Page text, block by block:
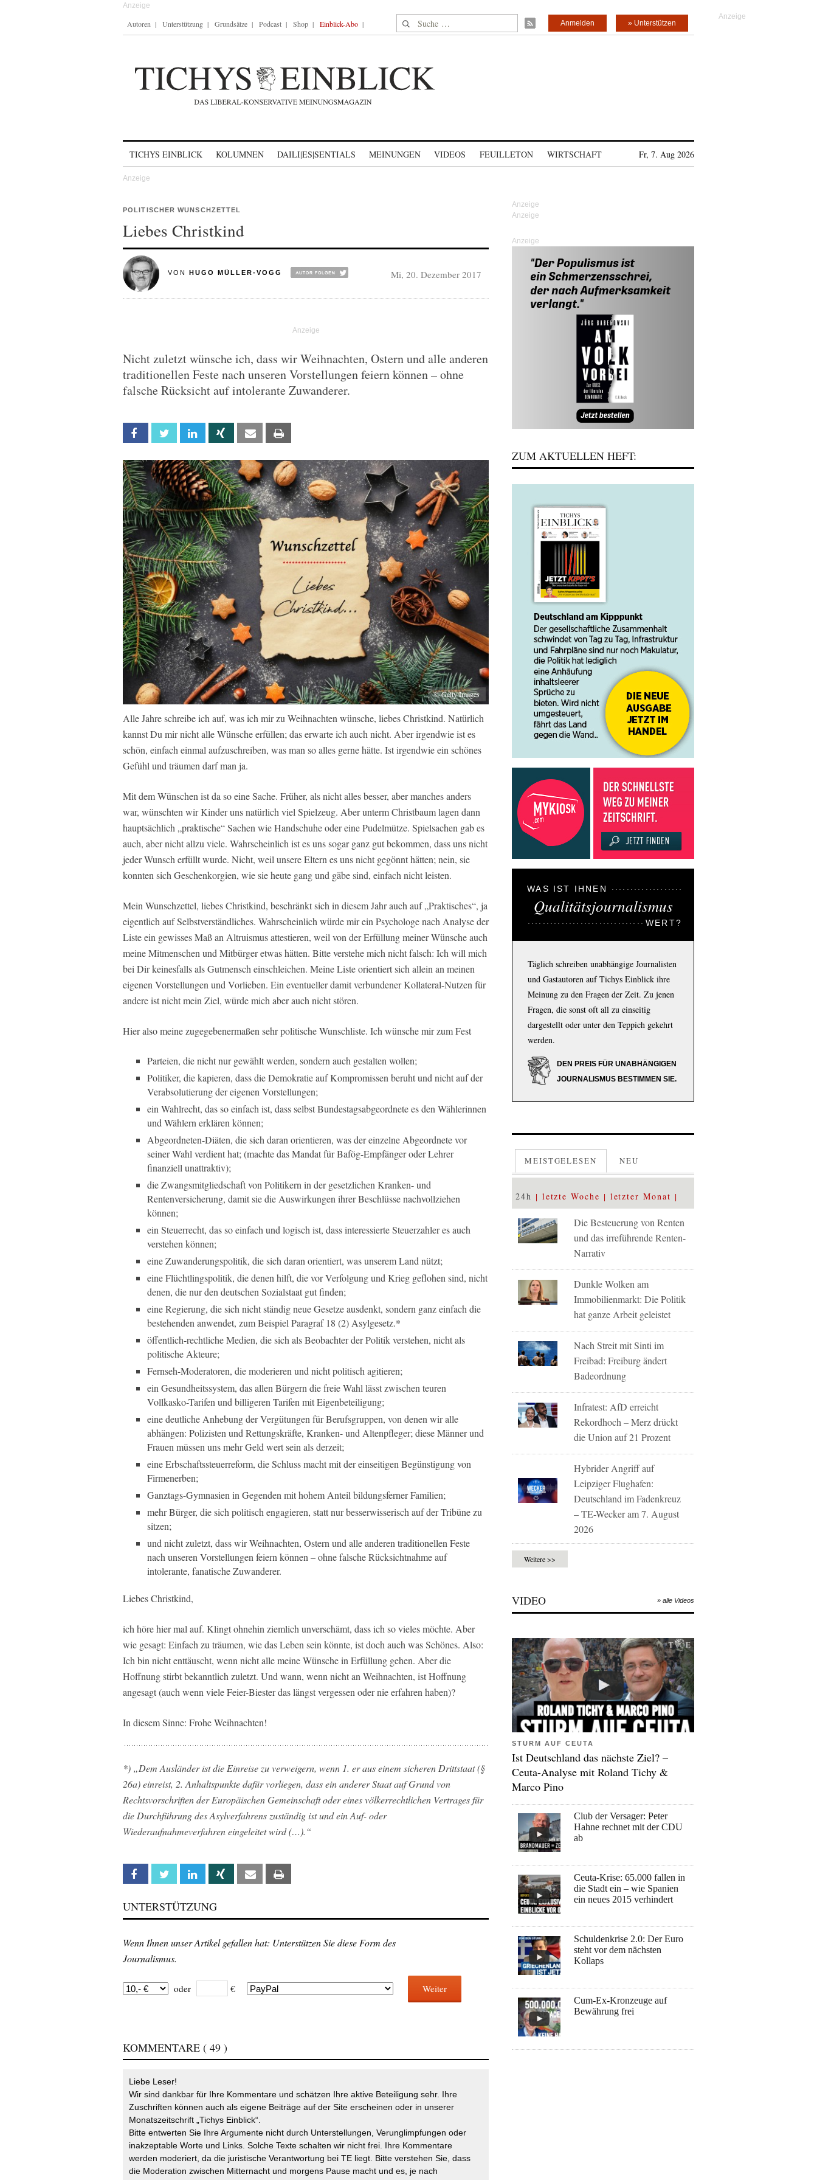
Autoren Unterstützung Grundsätze Podcast Shop Einblick-Abo Suche nach: » Unterstützen
Anmelden
TICHYS EINBLICK KOLUMNEN DAILI|ES|SENTIALS MEINUNGEN VIDEOS FEUILLETON WIRTSCHAFT Fr, 7. Aug 2026
POLITISCHER WUNSCHZETTEL
Liebes Christkind
VON HUGO MÜLLER-VOGG Mi, 20. Dezember 2017
Nicht zuletzt wünsche ich, dass wir Weihnachten, Ostern und alle anderen
traditionellen Feste nach unseren Vorstellungen feiern können – ohne
falsche Rücksicht auf intolerante Zuwanderer.
Facebook Twitter Linkedin Xing Email
© Getty Images
Alle Jahre schreibe ich auf, was ich mir zu Weihnachten wünsche, liebes Christkind. Natürlich
kannst Du mir nicht alle Wünsche erfüllen; das erwarte ich auch nicht. Aber irgendwie ist es
schön, einfach einmal aufzuschreiben, was man so alles gerne hätte. Ist irgendwie ein schönes
Gefühl und träumen darf man ja.
Mit dem Wünschen ist da so eine Sache. Früher, als nicht alles besser, aber manches anders
war, wünschten wir Kinder uns natürlich viel Spielzeug. Aber unterm Christbaum lagen dann
hauptsächlich „praktische“ Sachen wie Handschuhe oder eine Pudelmütze. Spielsachen gab es
auch, aber nicht allzu viele. Wahrscheinlich ist es uns sogar ganz gut bekommen, dass uns nicht
jeder Wunsch erfüllt wurde. Nicht, weil unsere Eltern es uns nicht gegönnt hätten; nein, sie
konnten sich Geschenkorgien, wie sie heute gang und gäbe sind, einfach nicht leisten.
Mein Wunschzettel, liebes Christkind, beschränkt sich in diesem Jahr auch auf „Praktisches“, ja
eigentlich auf Selbstverständliches. Wahrscheinlich würde mir ein Psychologe nach Analyse der
Liste ein gewisses Maß an Altruismus attestieren, weil von der Erfüllung meiner Wünsche auch
meine Mitmenschen und Mitbürger etwas hätten. Bitte verstehe mich nicht falsch: Ich will mich
bei Dir keinesfalls als Gutmensch einschleichen. Meine Liste orientiert sich allein an meinen
eigenen Vorstellungen und Vorlieben. Ein eventueller damit verbundener Kollateral-Nutzen für
andere ist nicht mein Ziel, würde mich aber auch nicht stören.
Hier also meine zugegebenermaßen sehr politische Wunschliste. Ich wünsche mir zum Fest
Parteien, die nicht nur gewählt werden, sondern auch gestalten wollen;
Politiker, die kapieren, dass die Demokratie auf Kompromissen beruht und nicht auf der
Verabsolutierung der eigenen Vorstellungen;
ein Wahlrecht, das so einfach ist, dass selbst Bundestagsabgeordnete es den Wählerinnen
und Wählern erklären können;
Abgeordneten-Diäten, die sich daran orientieren, was der einzelne Abgeordnete vor
seiner Wahl verdient hat; (machte das Mandat für Bafög-Empfänger oder Lehrer
finanziell unattraktiv);
die Zwangsmitgliedschaft von Politikern in der gesetzlichen Kranken- und
Rentenversicherung, damit sie die Auswirkungen ihrer Beschlüsse nachvollziehen
können;
ein Steuerrecht, das so einfach und logisch ist, dass interessierte Steuerzahler es auch
verstehen können;
eine Zuwanderungspolitik, die sich daran orientiert, was unserem Land nützt;
eine Flüchtlingspolitik, die denen hilft, die vor Verfolgung und Krieg geflohen sind, nicht
denen, die nur den deutschen Sozialstaat gut finden;
eine Regierung, die sich nicht ständig neue Gesetze ausdenkt, sondern ganz einfach die
bestehenden anwendet, zum Beispiel Paragraf 18 (2) Asylgesetz.*
öffentlich-rechtliche Medien, die sich als Beobachter der Politik verstehen, nicht als
politische Akteure;
Fernseh-Moderatoren, die moderieren und nicht politisch agitieren;
ein Gesundheitssystem, das allen Bürgern die freie Wahl lässt zwischen teuren
Vollkasko-Tarifen und billigeren Tarifen mit Eigenbeteiligung;
eine deutliche Anhebung der Vergütungen für Berufsgruppen, von denen wir alle
abhängen: Polizisten und Rettungskräfte, Kranken- und Altenpfleger; diese Männer und
Frauen müssen uns mehr Geld wert sein als derzeit;
eine Erbschaftssteuerreform, die Schluss macht mit der einseitigen Begünstigung von
Firmenerben;
Ganztags-Gymnasien in Gegenden mit hohem Anteil bildungsferner Familien;
mehr Bürger, die sich politisch engagieren, statt nur besserwisserisch auf der Tribüne zu
sitzen;
und nicht zuletzt, dass wir Weihnachten, Ostern und alle anderen traditionellen Feste
nach unseren Vorstellungen feiern können – ohne falsche Rücksichtnahme auf
intolerante, fanatische Zuwanderer.
Liebes Christkind,
ich höre hier mal auf. Klingt ohnehin ziemlich unverschämt, dass ich so vieles möchte. Aber
wie gesagt: Einfach zu träumen, wie das Leben sein könnte, ist doch auch was Schönes. Also:
Ich bin nicht enttäuscht, wenn nicht alle meine Wünsche in Erfüllung gehen. Aber die
Hoffnung stirbt bekanntlich zuletzt. Und wann, wenn nicht an Weihnachten, ist Hoffnung
angesagt (auch wenn viele Feier-Biester das längst vergessen oder nie erfahren haben)?
In diesem Sinne: Frohe Weihnachten!
*) „Dem Ausländer ist die Einreise zu verweigern, wenn 1. er aus einem sicheren Drittstaat (§
26a) einreist, 2. Anhaltspunkte dafür vorliegen, dass ein anderer Staat auf Grund von
Rechtsvorschriften der Europäischen Gemeinschaft oder eines völkerrechtlichen Vertrages für
die Durchführung des Asylverfahrens zuständig ist und ein Auf- oder
Wiederaufnahmeverfahren eingeleitet wird (…).“
Facebook Twitter Linkedin Xing Email
UNTERSTÜTZUNG
Wenn Ihnen unser Artikel gefallen hat: Unterstützen Sie diese Form des
Journalismus.
oder € Weiter
KOMMENTARE ( 49 )
Liebe Leser!
Wir sind dankbar für Ihre Kommentare und schätzen Ihre aktive Beteiligung sehr. Ihre
Zuschriften können auch als eigene Beiträge auf der Site erscheinen oder in unserer
Monatszeitschrift „Tichys Einblick“.
Bitte entwerten Sie Ihre Argumente nicht durch Unterstellungen, Verunglimpfungen oder
inakzeptable Worte und Links. Solche Texte schalten wir nicht frei. Ihre Kommentare
werden moderiert, da die juristische Verantwortung bei TE liegt. Bitte verstehen Sie, dass
die Moderation zwischen Mitternacht und morgens Pause macht und es, je nach
Anzeige
ZUM AKTUELLEN HEFT:
WAS IST IHNEN
Qualitätsjournalismus
WERT?
Täglich schreiben unabhängige Journalisten
und Gastautoren auf Tichys Einblick ihre
Meinung zu den Fragen der Zeit. Zu jenen
Fragen, die sonst oft all zu einseitig
dargestellt oder unter den Teppich gekehrt
werden.
DEN PREIS FÜR UNABHÄNGIGEN
JOURNALISMUS BESTIMMEN SIE.
MEISTGELESEN NEU
24h letzte Woche letzter Monat
Die Besteuerung von Renten
und das irreführende Renten-
Narrativ
Dunkle Wolken am
Immobilienmarkt: Die Politik
hat ganze Arbeit geleistet
Nach Streit mit Sinti im
Freibad: Freiburg ändert
Badeordnung
Infratest: AfD erreicht
Rekordhoch – Merz drückt
die Union auf 21 Prozent
Hybrider Angriff auf
Leipziger Flughafen:
Deutschland im Fadenkreuz
– TE-Wecker am 7. August
2026
Weitere >>
VIDEO » alle Videos
STURM AUF CEUTA
Ist Deutschland das nächste Ziel? –
Ceuta-Analyse mit Roland Tichy &
Marco Pino
Club der Versager: Peter
Hahne rechnet mit der CDU
ab
Ceuta-Krise: 65.000 fallen in
die Stadt ein – wie Spanien
ein neues 2015 verhindert
Schuldenkrise 2.0: Der Euro
steht vor dem nächsten
Kollaps
Cum-Ex-Kronzeuge auf
Bewährung frei